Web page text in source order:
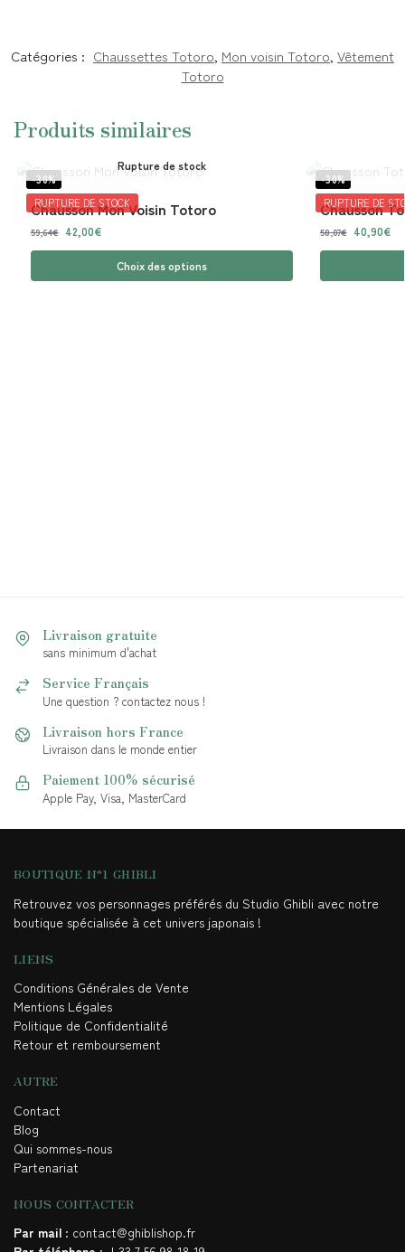
Catégories : Chaussettes Totoro, Mon voisin Totoro, Vêtement
Totoro
Produits similaires
-30%
RUPTURE DE STOCK
Rupture de stock
Chausson Mon Voisin Totoro
59,64€ 42,00€
Choix des options
-30%
RUPTURE DE
Chausson
58,07€ 40,90€
Livraison gratuite
sans minimum d'achat
Service Français
Une question ? contactez nous !
Livraison hors France
Livraison dans le monde entier
Paiement 100% sécurisé
Apple Pay, Visa, MasterCard
BOUTIQUE N°1 GHIBLI
Retrouvez vos personnages préférés du Studio Ghibli avec notre
boutique spécialisée à cet univers japonais !
LIENS
Conditions Générales de Vente
Mentions Légales
Politique de Confidentialité
Retour et remboursement
AUTRE
Contact
Blog
Qui sommes-nous
Partenariat
NOUS CONTACTER
Par mail : contact@ghiblishop.fr